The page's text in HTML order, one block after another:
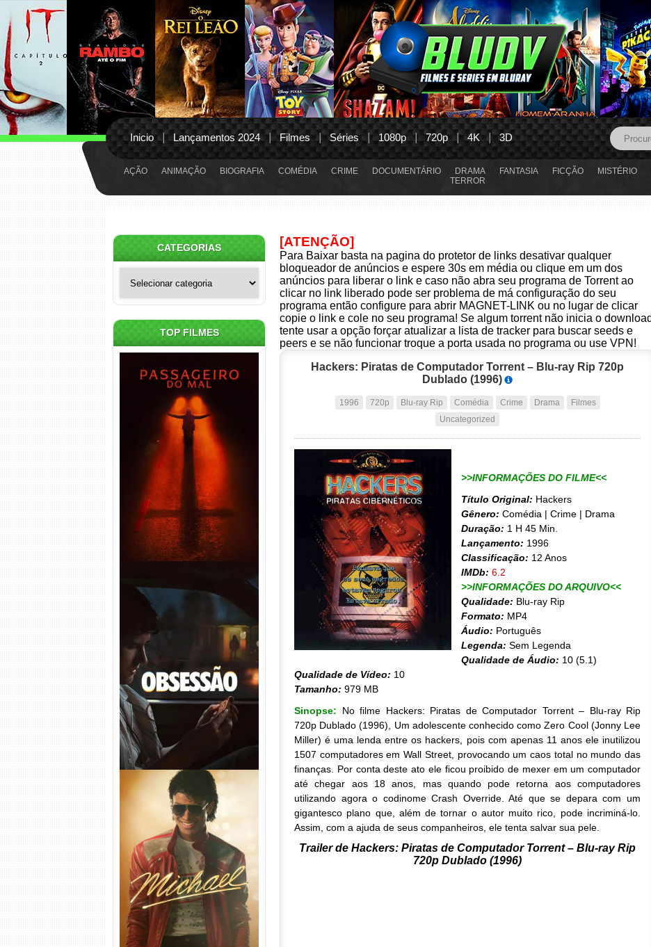
Inicio Lançamentos 2024 Filmes Séries 1080p 720p 4K 3D
AÇÃO ANIMAÇÃO BIOGRAFIA COMÉDIA CRIME DOCUMENTÁRIO DRAMA FANTASIA FICÇÃO MISTÉRIO
TERROR
[ATENÇÃO]
Para Baixar basta na pagina do protetor de links desativar qualquer
bloqueador de anúncios e espere 30s em média ou clique em um dos
anúncios para liberar o link e caso não abra seu programa de Torrent ao
clicar no link liberado pode ser problema de má configuração do seu
programa então configure para abrir MAGNET-LINK ou no lugar de clicar
copie o link e cole no seu programa! Se algum torrent não inicia o download
tente usar a opção forçar atualizar a lista de tracker para buscar seeds e
peers e se não funcionar troque a porta usada no programa ou use VPN!
Hackers: Piratas de Computador Torrent – Blu-ray Rip 720p
Dublado (1996)
1996 720p Blu-ray Rip Comédia Crime Drama
Filmes
Uncategorized
>>INFORMAÇÕES DO FILME<<
Título Original: Hackers
Gênero: Comédia | Crime | Drama
Duração: 1 H 45 Min.
Lançamento: 1996
Classificação: 12 Anos
IMDb: 6.2
>>INFORMAÇÕES DO ARQUIVO<<
Qualidade: Blu-ray Rip
Formato: MP4
Áudio: Português
Legenda: Sem Legenda
Qualidade de Áudio: 10 (5.1)
Qualidade de Vídeo: 10
Tamanho: 979 MB
Sinopse: No filme Hackers: Piratas de Computador Torrent – Blu-ray Rip
720p Dublado (1996), Um adolescente conhecido como Zero Cool (Jonny Lee
Miller) é uma lenda entre os hackers, pois com apenas 11 anos ele inutilizou
1507 computadores em Wall Street, provocando um caos total no mundo das
finanças. Por conta deste ato ele ficou proibido de mexer em um computador
até chegar aos 18 anos, mas quando pode retorna aos computadores
utilizando agora o codinome Crash Override. Até que se depara com um
gigantesco plano que, além de tornar o autor muito rico, pode incriminá-lo.
Assim, com a ajuda de seus companheiros, ele tenta salvar sua pele.
Trailer de Hackers: Piratas de Computador Torrent – Blu-ray Rip
720p Dublado (1996)
CATEGORIAS
TOP FILMES
Passageiro do Mal Torrent
(2026) WEB-DL 1080p Dual
Áudio
Obsessão Torrent (2026)
WEB-DL 1080p/4K Dual
Áudio
Michael Torrent (2026) WEB-
DL 1080p/4K Dual Áudio